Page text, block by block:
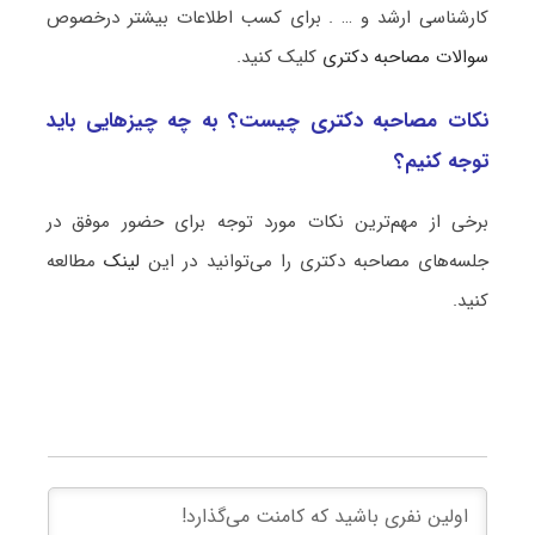
کارشناسی ارشد و … . برای کسب اطلاعات بیشتر درخصوص
سوالات مصاحبه دکتری کلیک کنید.
نکات مصاحبه دکتری چیست؟ به چه چیزهایی باید
توجه کنیم؟
برخی از مهم‌ترین نکات مورد توجه برای حضور موفق در
جلسه‌های مصاحبه دکتری را می‌توانید در این لینکمطالعه
کنید.